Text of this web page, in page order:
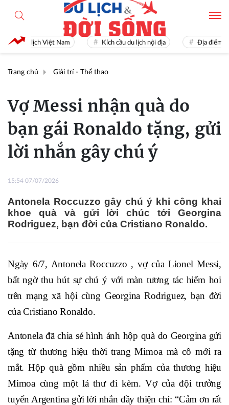
Du lịch Việt Nam Kích cầu du lịch nội địa Địa điểm du
Trang chủ Giải trí - Thể thao
Vợ Messi nhận quà do
bạn gái Ronaldo tặng, gửi
lời nhắn gây chú ý
15:54 07/07/2026
Antonela Roccuzzo gây chú ý khi công khai
khoe quà và gửi lời chúc tới Georgina
Rodriguez, bạn đời của Cristiano Ronaldo.
Ngày 6/7, Antonela Roccuzzo , vợ của Lionel Messi,
bất ngờ thu hút sự chú ý với màn tương tác hiếm hoi
trên mạng xã hội cùng Georgina Rodriguez, bạn đời
của Cristiano Ronaldo.
Antonela đã chia sẻ hình ảnh hộp quà do Georgina gửi
tặng từ thương hiệu thời trang Mimoa mà cô mới ra
mắt. Hộp quà gồm nhiều sản phẩm của thương hiệu
Mimoa cùng một lá thư đi kèm. Vợ của đội trưởng
tuyển Argentina gửi lời nhắn đầy thiện chí: “Cảm ơn rất